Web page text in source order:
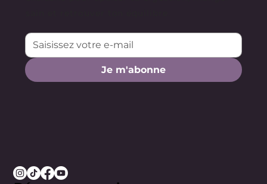
Je m'abonne